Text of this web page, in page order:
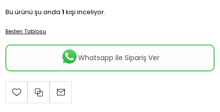
Bu ürünü şu anda1 kişi inceliyor.
Beden Tablosu
Whatsapp ile Sipariş Ver